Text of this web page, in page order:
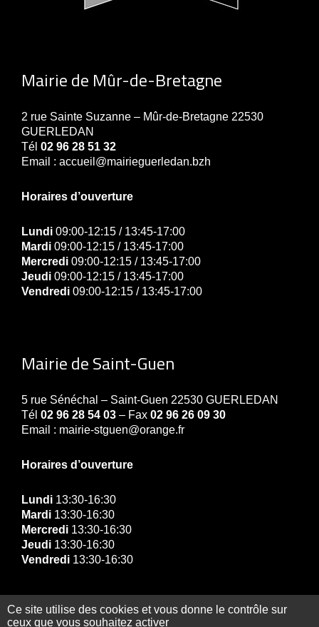
Mairie de Mûr-de-Bretagne
2 rue Sainte Suzanne – Mûr-de-Bretagne 22530
GUERLEDAN
Tél 02 96 28 51 32
Email : accueil@mairieguerledan.bzh
Horaires d’ouverture
Lundi 09:00-12:15 / 13:45-17:00
Mardi 09:00-12:15 / 13:45-17:00
Mercredi 09:00-12:15 / 13:45-17:00
Jeudi 09:00-12:15 / 13:45-17:00
Vendredi 09:00-12:15 / 13:45-17:00
Mairie de Saint-Guen
5 rue Sénéchal – Saint-Guen 22530 GUERLEDAN
Tél 02 96 28 54 03 – Fax 02 96 26 09 30
Email : mairie-stguen@orange.fr
Horaires d’ouverture
Lundi 13:30-16:30
Mardi 13:30-16:30
Mercredi 13:30-16:30
Jeudi 13:30-16:30
Vendredi 13:30-16:30
Ce site utilise des cookies et vous donne le contrôle sur
ceux que vous souhaitez activer